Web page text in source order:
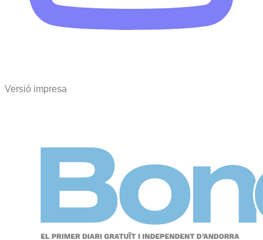
Versió impresa